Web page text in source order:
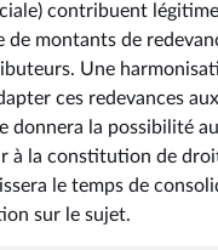
contribuent
montants de
Une
ces redevances
donnera la possibilité
à la constitution de
le temps de
sur le sujet.